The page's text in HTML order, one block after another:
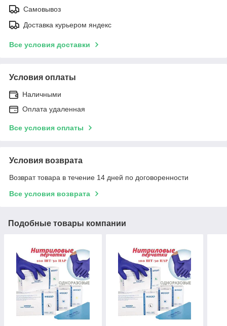
Самовывоз
Доставка курьером яндекс
Все условия доставки
Условия оплаты
Наличными
Оплата удаленная
Все условия оплаты
Условия возврата
Возврат товара в течение 14 дней по договоренности
Все условия возврата
Подобные товары компании